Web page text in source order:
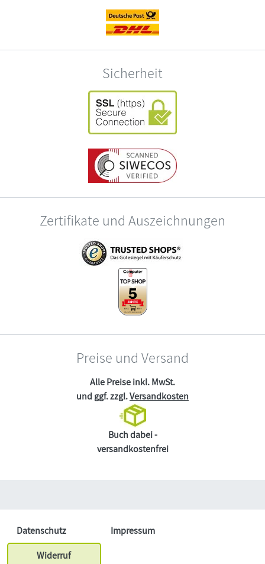
Sicherheit
Zertifikate und Auszeichnungen
Preise und Versand
Alle Preise inkl. MwSt.
und ggf. zzgl.Versandkosten
Buch dabei -
versandkostenfrei
Datenschutz
Impressum
Widerruf